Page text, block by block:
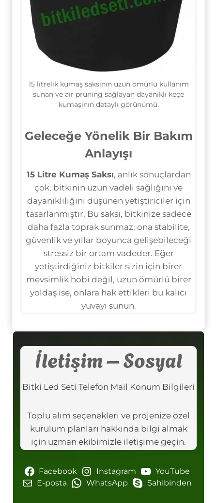
15 litrelik kumaş saksının uzun ömürlü kullanım
sunan ve air pruning sağlayan dayanıklı keçe
kumaşının detaylı görünümü.
Geleceğe Yönelik Bir Bakım
Anlayışı
15 Litre Kumaş Saksı, anlık sonuçlardan
çok, bitkinin uzun vadeli sağlığını ve
dayanıklılığını düşünen yetiştiriciler için
tasarlanmıştır. Bu saksı, bitkinize sadece
daha fazla toprak sunmaz; ona stabilite,
güvenlik ve yıllar boyunca gelişebileceği
stressiz bir ortam vadeder. Eğer
yetiştirdiğiniz bitkiler sizin için birer
mevsimlik hobi değil, uzun ömürlü birer
yoldaş ise, onlara hak ettikleri bu kalıcı
yuvayı sunun.
İletişim – Sosyal
Bitki Led Seti Telefon Mail Konum Bilgileri
Toplu alım seçenekleri ve projenize özel
kurulum planları hakkında bilgi almak
için uzman ekibimizle iletişime geçin.
Facebook Instagram
YouTube
E-posta
WhatsApp Sahibinden